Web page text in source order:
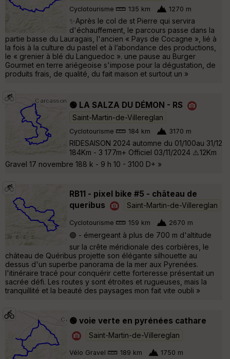
Cyclotourisme 135 km 1270 m
✨Après le col de st Pierre qui servira
d'échauffement, le parcours passe dans la
partie basse du Lauragais, l'ancien « Pays de Cocagne », lié à
la fois à la culture du pastel et à l’abondance des productions,
le « grenier à blé du Languedoc ». une pause au Burger
Gourmet en terre ariégeoise s'impose pour la dégustation, de
produits frais, de qualité, du fait maison et surtout un »
🟢 LA SALZA DU DÉMON - RS
Saint-Martin-de-Villereglan
Cyclotourisme 184 km 3170 m
RIDESAISON 2024 automne du 01/100au 31/12
184Km - 3 177m+ Officiel 03/11/2024 ⚠️ 12Km
Gravel 17 novembre 188 k - 9 h 10 - 3100 D+ »
RB11 - pixel bike #5 - château de
queribus
Saint-Martin-de-Villereglan
Cyclotourisme 159 km 2670 m
🟢 - émergeant à plus de 700 m d'altitude
sur la crête méridionale des corbières, le
château de Quéribus projette son élégante silhouette au
dessus d'un superbe panorama de la mer aux Pyrenées.
l'itinéraire tracé pour conquérir cette forteresse présentait un
sacrée défi. Les routes y sont étroites et rugueuses, mais la
tranquillité et la beauté des paysages mon fait vite oubli »
🟢 voie verte en pyrénées cathare
Saint-Martin-de-Villereglan
Vélo Gravel 189 km 1750 m